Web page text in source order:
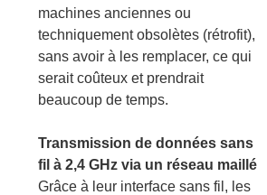
machines anciennes ou
techniquement obsolètes (rétrofit),
sans avoir à les remplacer, ce qui
serait coûteux et prendrait
beaucoup de temps.
Transmission de données sans
fil à 2,4 GHz via un réseau maillé
Grâce à leur interface sans fil, les